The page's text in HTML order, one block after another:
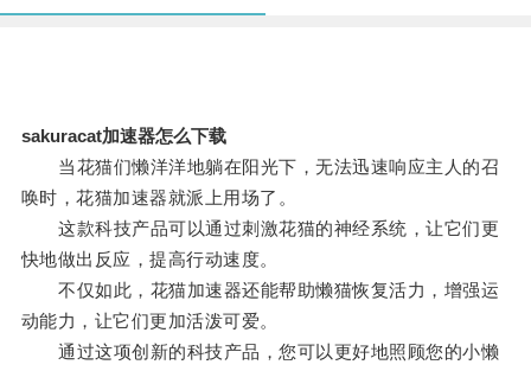
sakuracat加速器怎么下载
当花猫们懒洋洋地躺在阳光下，无法迅速响应主人的召
唤时，花猫加速器就派上用场了。
这款科技产品可以通过刺激花猫的神经系统，让它们更
快地做出反应，提高行动速度。
不仅如此，花猫加速器还能帮助懒猫恢复活力，增强运
动能力，让它们更加活泼可爱。
通过这项创新的科技产品，您可以更好地照顾您的小懒